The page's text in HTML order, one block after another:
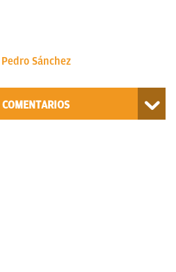
Pedro Sánchez
COMENTARIOS